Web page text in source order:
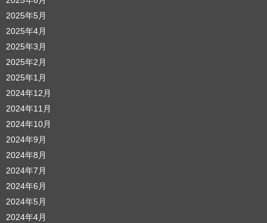
2025年5月
2025年4月
2025年3月
2025年2月
2025年1月
2024年12月
2024年11月
2024年10月
2024年9月
2024年8月
2024年7月
2024年6月
2024年5月
2024年4月